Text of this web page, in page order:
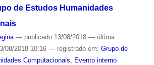
de Estudos Humanidades
— publicado13/08/2018 — última
08/2018 10:16 — registrado em: Grupo de
Computacionais, Evento interno